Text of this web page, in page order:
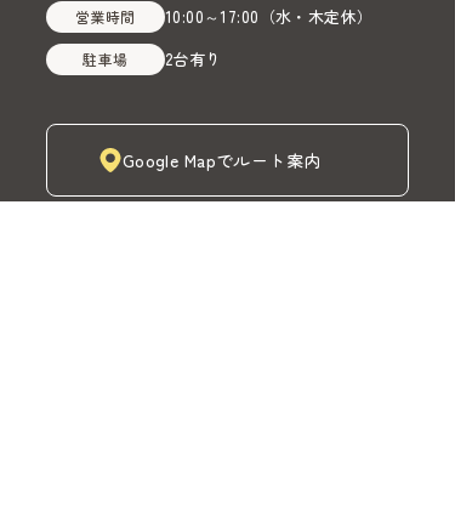
営業時間 10:00～17:00 （水・木定休）
駐車場 2台有り
Google Mapでルート案内